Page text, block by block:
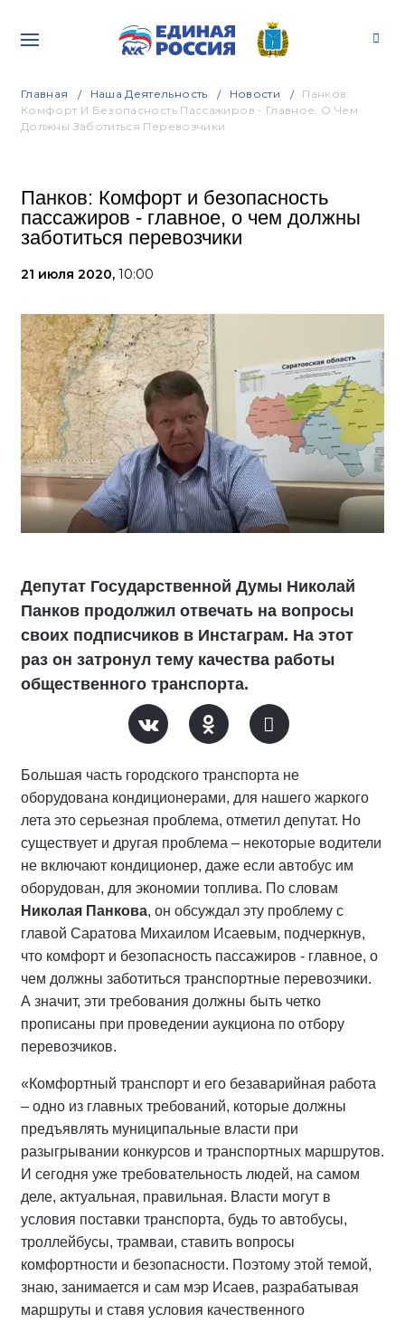
Главная Наша Деятельность Новости
Панков:
Комфорт И Безопасность Пассажиров - Главное, О Чем
Должны Заботиться Перевозчики
Панков: Комфорт и безопасность
пассажиров - главное, о чем должны
заботиться перевозчики
21 июля 2020, 10:00
Депутат Государственной Думы Николай
Панков продолжил отвечать на вопросы
своих подписчиков в Инстаграм. На этот
раз он затронул тему качества работы
общественного транспорта.
Большая часть городского транспорта не
оборудована кондиционерами, для нашего жаркого
лета это серьезная проблема, отметил депутат. Но
существует и другая проблема – некоторые водители
не включают кондиционер, даже если автобус им
оборудован, для экономии топлива. По словам
Николая Панкова, он обсуждал эту проблему с
главой Саратова Михаилом Исаевым, подчеркнув,
что комфорт и безопасность пассажиров - главное, о
чем должны заботиться транспортные перевозчики.
А значит, эти требования должны быть четко
прописаны при проведении аукциона по отбору
перевозчиков.
«Комфортный транспорт и его безаварийная работа
– одно из главных требований, которые должны
предъявлять муниципальные власти при
разыгрывании конкурсов и транспортных маршрутов.
И сегодня уже требовательность людей, на самом
деле, актуальная, правильная. Власти могут в
условия поставки транспорта, будь то автобусы,
троллейбусы, трамваи, ставить вопросы
комфортности и безопасности. Поэтому этой темой,
знаю, занимается и сам мэр Исаев, разрабатывая
маршруты и ставя условия качественного